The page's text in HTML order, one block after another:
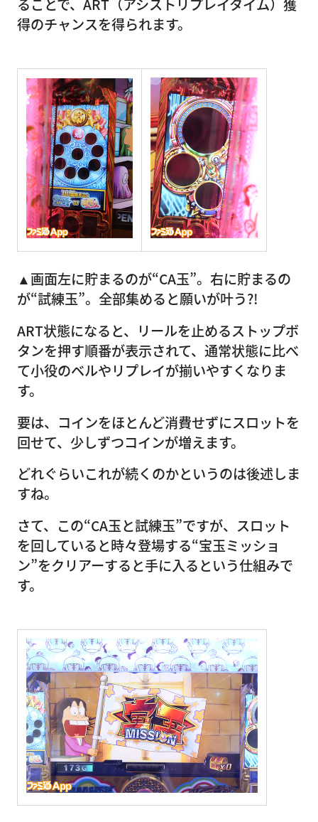
ることで、ART（アシストリプレイタイム）獲
得のチャンスを得られます。
▲画面左に貯まるのが“CA玉”。右に貯まるの
が“試練玉”。全部集めると願いが叶う?!
ART状態になると、リールを止めるストップボ
タンを押す順番が表示されて、通常状態に比べ
て小役のベルやリプレイが揃いやすくなりま
す。
要は、コインをほとんど消費せずにスロットを
回せて、少しずつコインが増えます。
どれぐらいこれが続くのかというのは後述しま
すね。
さて、この“CA玉と試練玉”ですが、スロット
を回していると時々登場する“宝玉ミッショ
ン”をクリアーすると手に入るという仕組みで
す。